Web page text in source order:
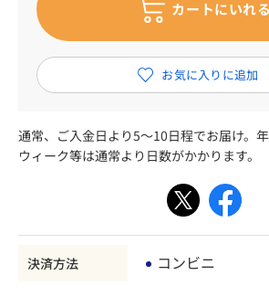
通常、ご入金日より5～10日程でお届け。
ウィーク等は通常より日数がかかります。
決済方法 コンビニ